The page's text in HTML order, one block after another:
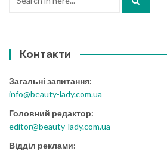
Контакти
Загальні запитання:
info@beauty-lady.com.ua
Головний редактор:
editor@beauty-lady.com.ua
Відділ реклами: